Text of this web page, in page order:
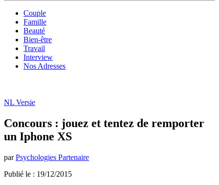
Couple
Famille
Beauté
Bien-être
Travail
Interview
Nos Adresses
NL Versie
Concours : jouez et tentez de remporter
un Iphone XS
par Psychologies Partenaire
Publié le : 19/12/2015